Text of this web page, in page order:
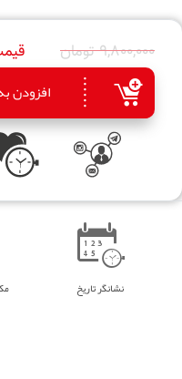
9,800,000 تومان
افزودن
نشانگر تاریخ